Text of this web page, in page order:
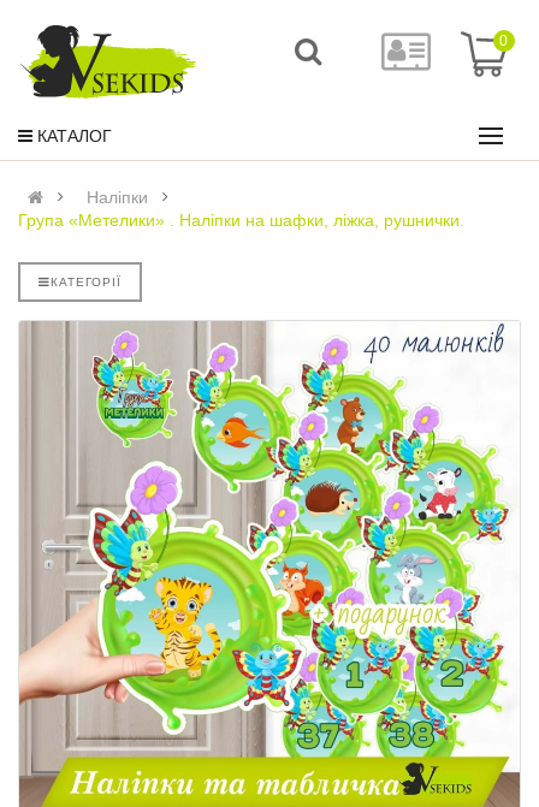
0
КАТАЛОГ
Наліпки
Група «Метелики» . Наліпки на шафки, ліжка, рушнички.
КАТЕГОРІЇ